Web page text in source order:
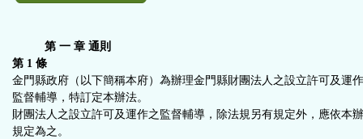
按
鈕
第 一 章 通則
第 1 條
金門縣政府（以下簡稱本府）為辦理金門縣財團法人之設立許可及運
監督輔導，特訂定本辦法。
財團法人之設立許可及運作之監督輔導，除法規另有規定外，應依本
規定為之。